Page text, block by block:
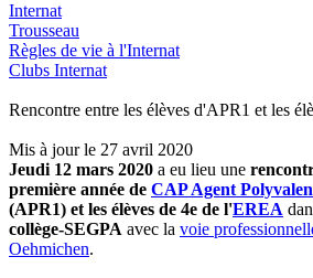
Internat
Trousseau
Règles de vie à l'Internat
Clubs Internat
Rencontre entre les élèves d'APR1 et les
Mis à jour le 27 avril 2020
Jeudi 12 mars 2020 a eu lieu une
première année de CAP Agent
(APR1) et les élèves de 4e de l'EREA
collège-SEGPA avec la voie
Oehmichen.